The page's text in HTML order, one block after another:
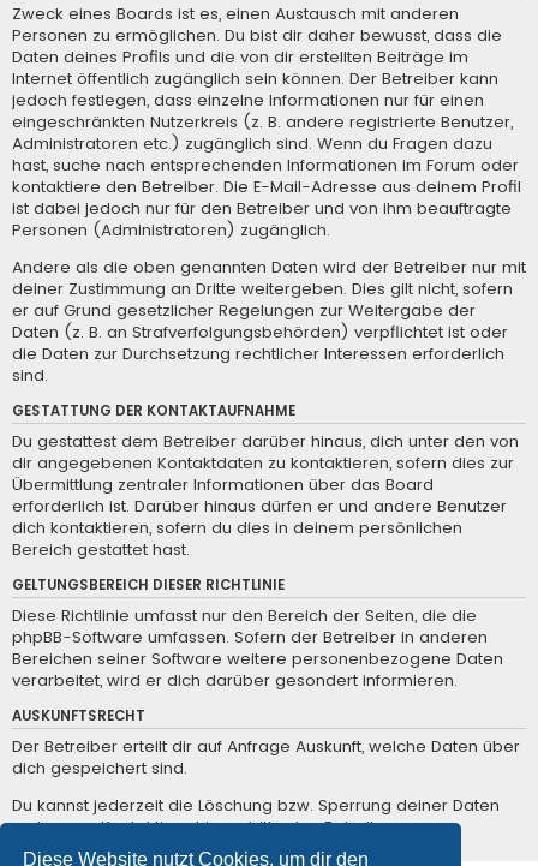
Diese Website nutzt Cookies, um dir den
Zweck eines Boards ist es, einen Austausch mit anderen
Personen zu ermöglichen. Du bist dir daher bewusst, dass die
Daten deines Profils und die von dir erstellten Beiträge im
Internet öffentlich zugänglich sein können. Der Betreiber kann
jedoch festlegen, dass einzelne Informationen nur für einen
eingeschränkten Nutzerkreis (z. B. andere registrierte Benutzer,
Administratoren etc.) zugänglich sind. Wenn du Fragen dazu
hast, suche nach entsprechenden Informationen im Forum oder
kontaktiere den Betreiber. Die E-Mail-Adresse aus deinem Profil
ist dabei jedoch nur für den Betreiber und von ihm beauftragte
Personen (Administratoren) zugänglich.
Andere als die oben genannten Daten wird der Betreiber nur mit
deiner Zustimmung an Dritte weitergeben. Dies gilt nicht, sofern
er auf Grund gesetzlicher Regelungen zur Weitergabe der
Daten (z. B. an Strafverfolgungsbehörden) verpflichtet ist oder
die Daten zur Durchsetzung rechtlicher Interessen erforderlich
sind.
GESTATTUNG DER KONTAKTAUFNAHME
Du gestattest dem Betreiber darüber hinaus, dich unter den von
dir angegebenen Kontaktdaten zu kontaktieren, sofern dies zur
Übermittlung zentraler Informationen über das Board
erforderlich ist. Darüber hinaus dürfen er und andere Benutzer
dich kontaktieren, sofern du dies in deinem persönlichen
Bereich gestattet hast.
GELTUNGSBEREICH DIESER RICHTLINIE
Diese Richtlinie umfasst nur den Bereich der Seiten, die die
phpBB-Software umfassen. Sofern der Betreiber in anderen
Bereichen seiner Software weitere personenbezogene Daten
verarbeitet, wird er dich darüber gesondert informieren.
AUSKUNFTSRECHT
Der Betreiber erteilt dir auf Anfrage Auskunft, welche Daten über
dich gespeichert sind.
Du kannst jederzeit die Löschung bzw. Sperrung deiner Daten
verlangen. Kontaktiere hierzu bitte den Betreiber.